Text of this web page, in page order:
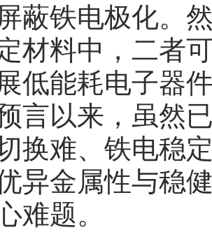
蔽铁电极化。
材料中，二者
低能耗电子器
言以来，虽然
换难、铁电稳
异金属性与稳
难题。